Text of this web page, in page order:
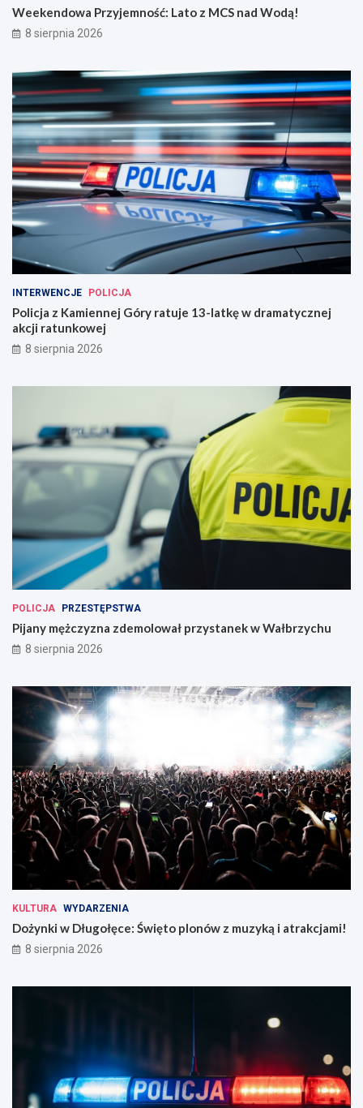
Weekendowa Przyjemność: Lato z MCS nad Wodą!
8 sierpnia 2026
INTERWENCJE POLICJA
Policja z Kamiennej Góry ratuje 13-latkę w dramatycznej
akcji ratunkowej
8 sierpnia 2026
POLICJA PRZESTĘPSTWA
Pijany mężczyzna zdemolował przystanek w Wałbrzychu
8 sierpnia 2026
KULTURA WYDARZENIA
Dożynki w Długołęce: Święto plonów z muzyką i atrakcjami!
8 sierpnia 2026